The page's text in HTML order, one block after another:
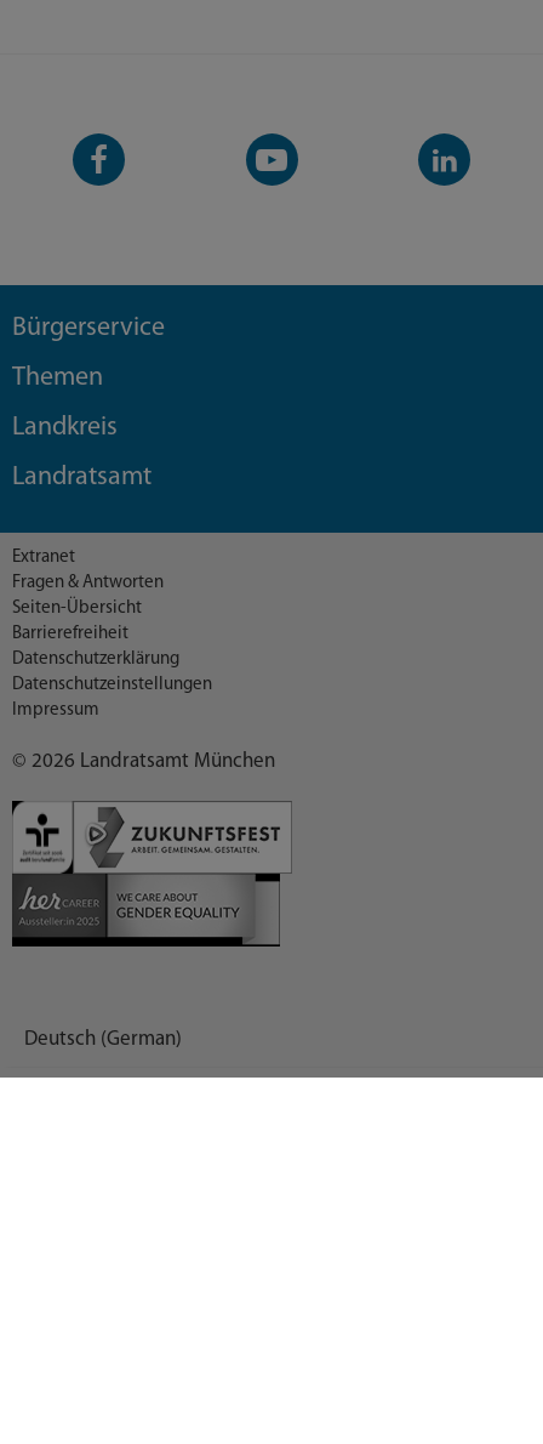
Facebook-
Seite
YouTube-
Kanal
LinkedIn-
Kanal
Bürgerservice
Themen
Landkreis
Landratsamt
© 2026 Landratsamt München
Extranet
Fragen & Antworten
Seiten-Übersicht
Barrierefreiheit
Datenschutzerklärung
Datenschutzeinstellungen
Impressum
Deutsch (German)